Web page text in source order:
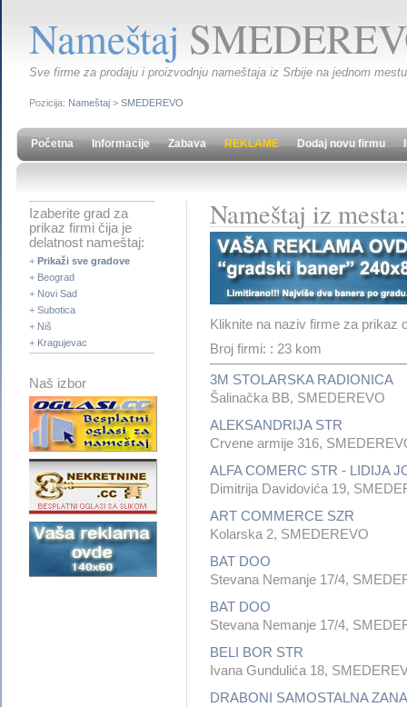
Nameštaj
Sve firme za prodaju i proizvodnju nameštaja iz Srbije na jednom
Pozicija: Nameštaj > SMEDEREVO
Početna Informacije Zabava REKLAME Dodaj novu firmu
Izaberite grad za
prikaz firmi čija je
delatnost nameštaj:
+ Prikaži sve gradove
+ Beograd
+ Novi Sad
+ Subotica
+ Niš
+ Kragujevac
Naš izbor
Nameštaj iz
Kliknite na naziv firme za prikaz
Broj firmi: : 23 kom
3M STOLARSKA RADIONICA
Šalinačka BB, SMEDEREVO
ALEKSANDRIJA STR
Crvene armije 316,
ALFA COMERC STR - LIDIJA
Dimitrija Davidovića 19,
ART COMMERCE SZR
Kolarska 2, SMEDEREVO
BAT DOO
Stevana Nemanje 17/4,
BAT DOO
Stevana Nemanje 17/4,
BELI BOR STR
Ivana Gundulića 18,
DRABONI SAMOSTALNA